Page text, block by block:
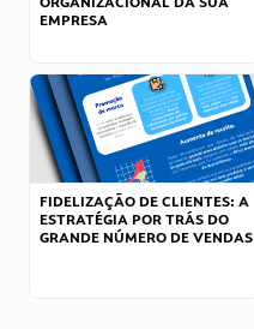
EMPRESA
FIDELIZAÇÃO DE CLIENTES: A
ESTRATÉGIA POR TRÁS DO
GRANDE NÚMERO DE VENDAS